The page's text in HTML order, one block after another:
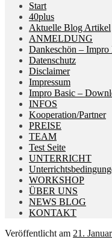
Start
40plus
Aktuelle Blog Artikel
ANMELDUNG
Dankeschön –
Datenschutz
Disclaimer
Impressum
Impro Basic –
INFOS
Kooperation/Partner
PREISE
TEAM
Test Seite
UNTERRICHT
WORKSHOP
ÜBER UNS
NEWS BLOG
KONTAKT
Veröffentlicht am 21.